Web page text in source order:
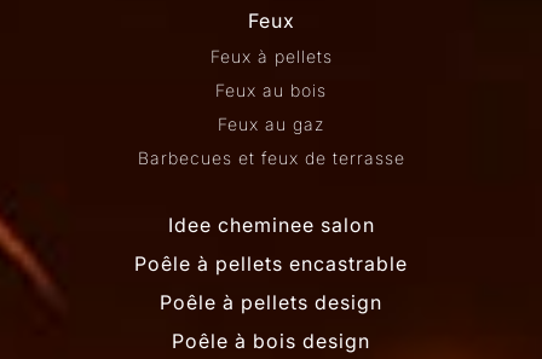
Feux
Feux à pellets
Feux au bois
Feux au gaz
Barbecues et feux de terrasse
Idee cheminee salon
Poêle à pellets encastrable
Poêle à pellets design
Poêle à bois design